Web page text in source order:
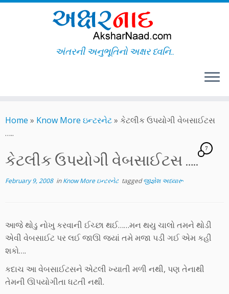
to
content
અંતરની અનુભૂતિનો અક્ષર ધ્વનિ..
Home » Know More ઇન્ટરનેટ» કેટલીક ઉપયોગી વેબસાઈટસ
…..
કેટલીક ઉપયોગી વેબસાઈટસ …..
7
February 9, 2008inKnow More ઇન્ટરનેટ taggedજીજ્ઞેશ અધ્યારૂ
આજે થોડુ નોખુ કરવાની ઈચ્છા થઈ……મન થયુ ચાલો તમને થોડી
એવી વેબસાઈટ પર લઈ જાઊ જ્યાં તમે મજા પડી ગઈ એમ કહી
શકો….
કદાચ આ વેબસાઈટસને એટલી ખ્યાતી મળી નથી, પણ તેનાથી
તેમની ઊપયોગીતા ધટતી નથી.